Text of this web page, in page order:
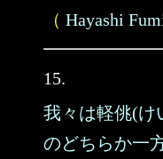
（ Hayashi
15.
我々は軽佻(け
のどちらか一